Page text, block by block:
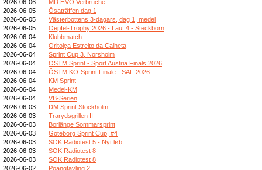
2026-06-06
MD HVO Verbruche
2026-06-05
Ösaträffen dag 1
2026-06-05
Västerbottens 3-dagars, dag 1, medel
2026-06-05
Oepfel-Trophy 2026 - Lauf 4 - Steckborn
2026-06-04
Klubbmatch
2026-06-04
Oritoiça Estreito da Calheta
2026-06-04
Sprint Cup 3, Norsholm
2026-06-04
ÖSTM Sprint - Sport Austria Finals 2026
2026-06-04
ÖSTM KO-Sprint Finale - SAF 2026
2026-06-04
KM Sprint
2026-06-04
Medel-KM
2026-06-04
VB-Serien
2026-06-03
DM Sprint Stockholm
2026-06-03
Trarydsgrillen II
2026-06-03
Borlänge Sommarsprint
2026-06-03
Göteborg Sprint Cup, #4
2026-06-03
SOK Radiotest 5 - Nyt løb
2026-06-03
SOK Radiotest 8
2026-06-03
SOK Radiotest 8
2026-06-02
Poängtävling 2